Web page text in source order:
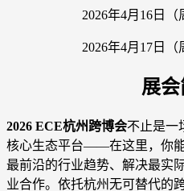
2026年4月16日（
2026年4月17日（
展
2026 ECE杭州跨博会不止是一
核心生态平台——在这里，你
最前沿的行业趋势、解决最实
业合作。依托杭州无可替代的